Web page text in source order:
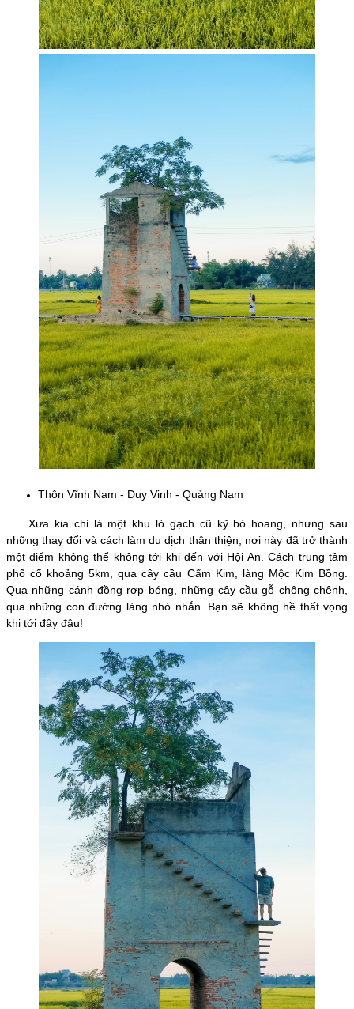
Thôn Vĩnh Nam - Duy Vinh - Quảng Nam
Xưa kia chỉ là một khu lò gạch cũ kỹ bỏ hoang, nhưng sau
những thay đổi và cách làm du dịch thân thiện, nơi này đã trở thành
một điểm không thể không tới khi đến với Hội An. Cách trung tâm
phố cổ khoảng 5km, qua cây cầu Cẩm Kim, làng Mộc Kim Bồng.
Qua những cánh đồng rợp bóng, những cây cầu gỗ chông chênh,
qua những con đường làng nhỏ nhắn. Bạn sẽ không hề thất vọng
khi tới đây đâu!